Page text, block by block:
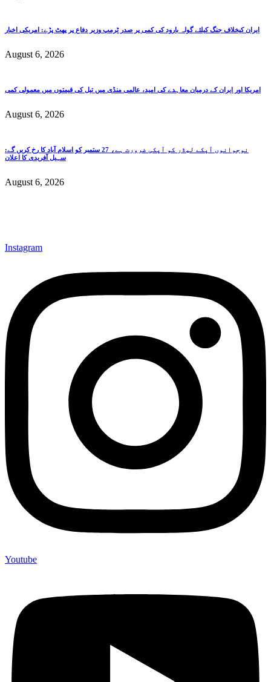
ایران کیخلاف جنگ کیلئے گولہ بارود کی کمی پر صدر ٹرمپ وزیر دفاع پر پھٹ پڑے: امریکی اخبار
August 6, 2026
امریکا اور ایران کے درمیان معاہدے کی امید، عالمی منڈی میں تیل کی قیمتوں میں معمولی کمی
August 6, 2026
نوجوانوں آپکے لیڈر کو آپکی ضرورت ہے، 27 ستمبر کو اسلام آباد کا رخ کریں گے:
سہیل آفریدی کا اعلان
August 6, 2026
Instagram
Youtube